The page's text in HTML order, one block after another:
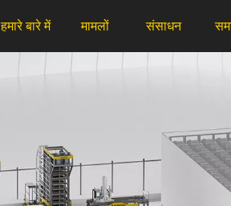
हमारे बारे में मामलों संसाधन